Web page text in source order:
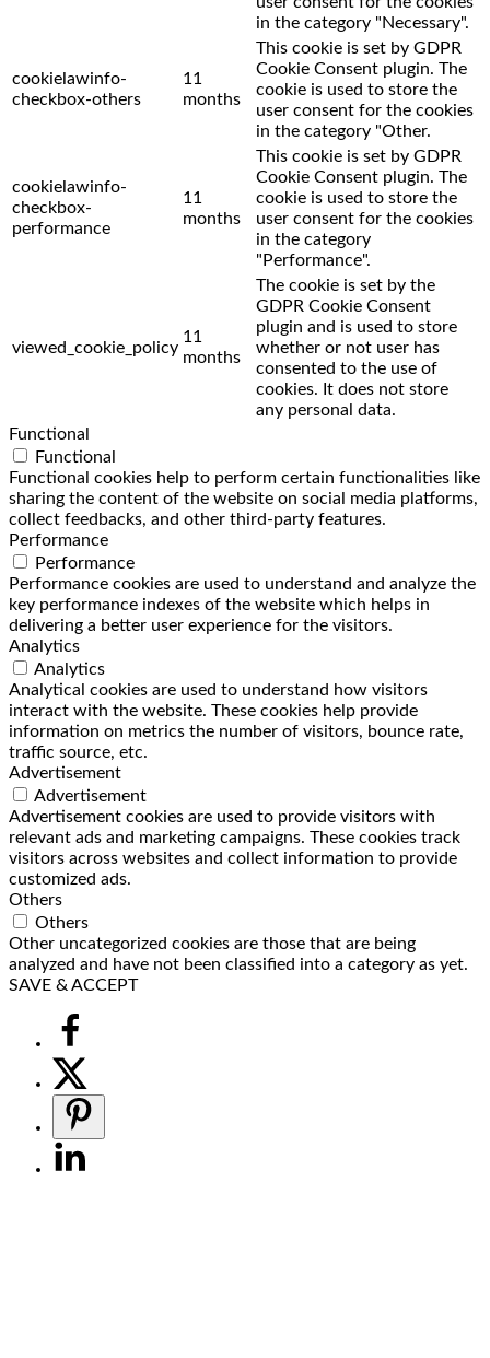
in the category "Necessary".
cookielawinfo-
checkbox-others
11
months
This cookie is set by GDPR
Cookie Consent plugin. The
cookie is used to store the
user consent for the cookies
in the category "Other.
cookielawinfo-
checkbox-
performance
11
months
This cookie is set by GDPR
Cookie Consent plugin. The
cookie is used to store the
user consent for the cookies
in the category
"Performance".
viewed_cookie_policy
11
months
The cookie is set by the
GDPR Cookie Consent
plugin and is used to store
whether or not user has
consented to the use of
cookies. It does not store
any personal data.
Functional
Functional
Functional cookies help to perform certain functionalities like
sharing the content of the website on social media platforms,
collect feedbacks, and other third-party features.
Performance
Performance
Performance cookies are used to understand and analyze the
key performance indexes of the website which helps in
delivering a better user experience for the visitors.
Analytics
Analytics
Analytical cookies are used to understand how visitors
interact with the website. These cookies help provide
information on metrics the number of visitors, bounce rate,
traffic source, etc.
Advertisement
Advertisement
Advertisement cookies are used to provide visitors with
relevant ads and marketing campaigns. These cookies track
visitors across websites and collect information to provide
customized ads.
Others
Others
Other uncategorized cookies are those that are being
analyzed and have not been classified into a category as yet.
SAVE & ACCEPT